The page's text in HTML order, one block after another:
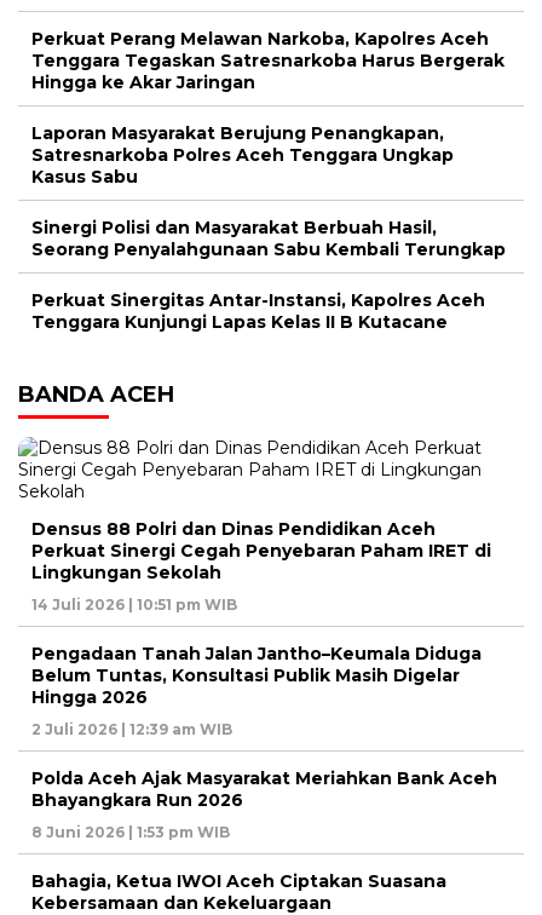
Perkuat Perang Melawan Narkoba, Kapolres Aceh
Tenggara Tegaskan Satresnarkoba Harus Bergerak
Hingga ke Akar Jaringan
Laporan Masyarakat Berujung Penangkapan,
Satresnarkoba Polres Aceh Tenggara Ungkap
Kasus Sabu
Sinergi Polisi dan Masyarakat Berbuah Hasil,
Seorang Penyalahgunaan Sabu Kembali Terungkap
Perkuat Sinergitas Antar-Instansi, Kapolres Aceh
Tenggara Kunjungi Lapas Kelas II B Kutacane
BANDA ACEH
Densus 88 Polri dan Dinas Pendidikan Aceh
Perkuat Sinergi Cegah Penyebaran Paham IRET di
Lingkungan Sekolah
14 Juli 2026 | 10:51 pm WIB
Pengadaan Tanah Jalan Jantho–Keumala Diduga
Belum Tuntas, Konsultasi Publik Masih Digelar
Hingga 2026
2 Juli 2026 | 12:39 am WIB
Polda Aceh Ajak Masyarakat Meriahkan Bank Aceh
Bhayangkara Run 2026
8 Juni 2026 | 1:53 pm WIB
Bahagia, Ketua IWOI Aceh Ciptakan Suasana
Kebersamaan dan Kekeluargaan